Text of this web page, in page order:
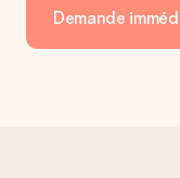
Demande